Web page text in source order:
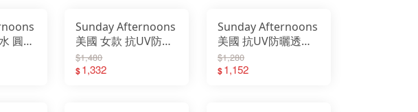
圓盤
曬
Sunday Afternoons
美國 女款 抗UV防曬
透氣護頸帽 遮陽帽
防曬帽 紫羅蘭
$1,480
$1,332
Sunday Afternoons
美國 抗UV防曬透氣
圓桶帽 Brushline
Bucket
$1,280
$1,152